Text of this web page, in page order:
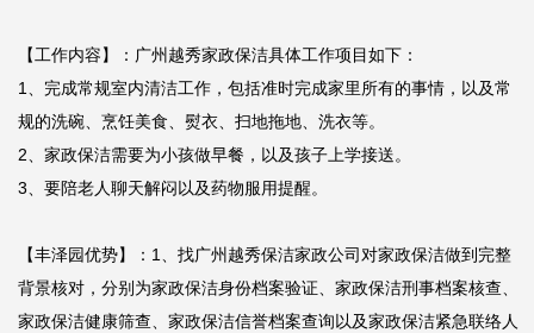
【工作内容】：广州越秀家政保洁具体工作项目如下：
1、完成常规室内清洁工作，包括准时完成家里所有的事情，以及常
规的洗碗、烹饪美食、熨衣、扫地拖地、洗衣等。
2、家政保洁需要为小孩做早餐，以及孩子上学接送。
3、要陪老人聊天解闷以及药物服用提醒。
【丰泽园优势】：1、找广州越秀保洁家政公司对家政保洁做到完整
背景核对，分别为家政保洁身份档案验证、家政保洁刑事档案核查、
家政保洁健康筛查、家政保洁信誉档案查询以及家政保洁紧急联络人